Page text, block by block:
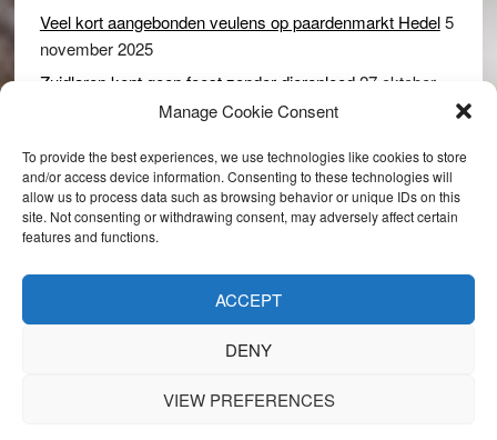
Manage Cookie Consent
To provide the best experiences, we use technologies like cookies to store
and/or access device information. Consenting to these technologies will
allow us to process data such as browsing behavior or unique IDs on this
site. Not consenting or withdrawing consent, may adversely affect certain
features and functions.
ACCEPT
DENY
VIEW PREFERENCES
Veel kort aangebonden veulens op paardenmarkt Hedel5
november 2025
Zuidlaren kent geen feest zonder dierenleed27 oktober
Rijswijk (Gld) 2 december 2024
Dikbillen sieren de troon op schaamteloos Leste Merte in
Druten 8 november 2024